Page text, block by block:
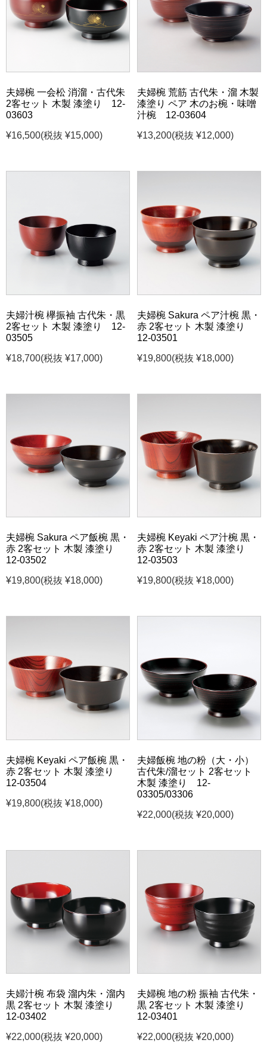
夫婦椀 一会松 消溜・古代朱
2客セット 木製 漆塗り 12-
03603
¥16,500(税抜 ¥15,000)
夫婦椀 荒筋 古代朱・溜 木製
漆塗り ペア 木のお椀・味噌
汁椀 12-03604
¥13,200(税抜 ¥12,000)
夫婦汁椀 欅振袖 古代朱・黒
2客セット 木製 漆塗り 12-
03505
¥18,700(税抜 ¥17,000)
夫婦椀 Sakura ペア汁椀 黒・
赤 2客セット 木製 漆塗り
12-03501
¥19,800(税抜 ¥18,000)
夫婦椀 Sakura ペア飯椀 黒・
赤 2客セット 木製 漆塗り
12-03502
¥19,800(税抜 ¥18,000)
夫婦椀 Keyaki ペア汁椀 黒・
赤 2客セット 木製 漆塗り
12-03503
¥19,800(税抜 ¥18,000)
夫婦椀 Keyaki ペア飯椀 黒・
赤 2客セット 木製 漆塗り
12-03504
¥19,800(税抜 ¥18,000)
夫婦飯椀 地の粉（大・小）
古代朱/溜セット 2客セット
木製 漆塗り 12-
03305/03306
¥22,000(税抜 ¥20,000)
夫婦汁椀 布袋 溜内朱・溜内
黒 2客セット 木製 漆塗り
12-03402
¥22,000(税抜 ¥20,000)
夫婦椀 地の粉 振袖 古代朱・
黒 2客セット 木製 漆塗り
12-03401
¥22,000(税抜 ¥20,000)